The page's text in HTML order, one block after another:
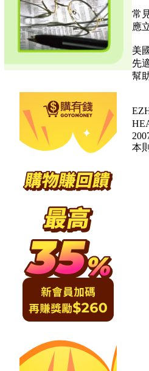
常
應
美
先
幫
本